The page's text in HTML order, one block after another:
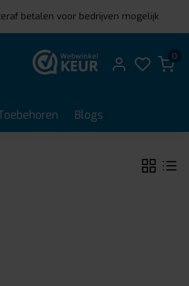
betalen voor bedrijven mogelijk
0
Blogs